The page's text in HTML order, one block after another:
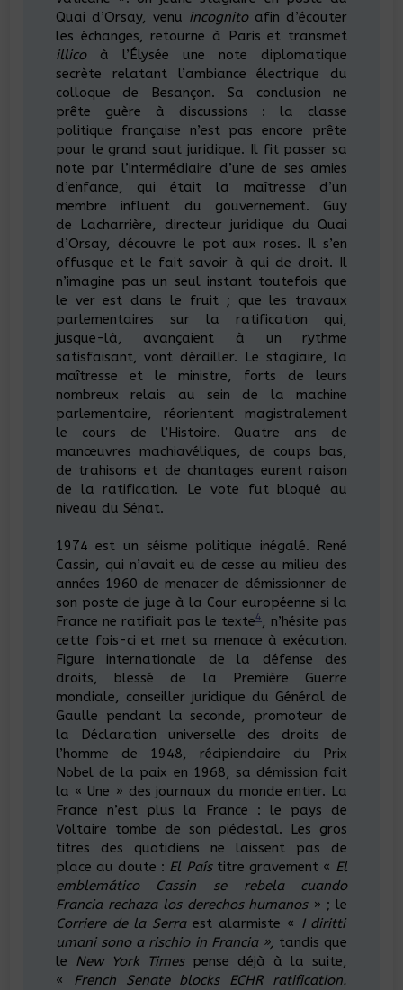
Quai d’Orsay, venu incognitoafin d’écouter
les échanges, retourne à Paris et transmet
illico à l’Élysée une note diplomatique
secrète relatant l’ambiance électrique du
colloque de Besançon. Sa conclusion ne
prête guère à discussions : la classe
politique française n’est pas encore prête
pour le grand saut juridique. Il fit passer sa
note par l’intermédiaire d’une de ses amies
d’enfance, qui était la maîtresse d’un
membre influent du gouvernement. Guy
de Lacharrière, directeur juridique du Quai
d’Orsay, découvre le pot aux roses. Il s’en
offusque et le fait savoir à qui de droit. Il
n’imagine pas un seul instant toutefois que
le ver est dans le fruit ; que les travaux
parlementaires sur la ratification qui,
jusque-là, avançaient à un rythme
satisfaisant, vont dérailler. Le stagiaire, la
maîtresse et le ministre, forts de leurs
nombreux relais au sein de la machine
parlementaire, réorientent magistralement
le cours de l’Histoire. Quatre ans de
manœuvres machiavéliques, de coups bas,
de trahisons et de chantages eurent raison
de la ratification. Le vote fut bloqué au
niveau du Sénat.
1974 est un séisme politique inégalé. René
Cassin, qui n’avait eu de cesse au milieu des
années 1960 de menacer de démissionner de
son poste de juge à la Cour européenne si la
France ne ratifiait pas le texte4 , n’hésite pas
cette fois-ci et met sa menace à exécution.
Figure internationale de la défense des
droits, blessé de la Première Guerre
mondiale, conseiller juridique du Général de
Gaulle pendant la seconde, promoteur de
la Déclaration universelle des droits de
l’homme de 1948, récipiendaire du Prix
Nobel de la paix en 1968, sa démission fait
la « Une » des journaux du monde entier. La
France n’est plus la France : le pays de
Voltaire tombe de son piédestal. Les gros
titres des quotidiens ne laissent pas de
place au doute : El Paístitre gravement « El
emblemático Cassin se rebela cuando
Francia rechaza los derechos humanos» ; le
Corriere de la Serraest alarmiste « I diritti
umani sono a rischio in Francia », tandis que
le New York Timespense déjà à la suite,
« French Senate blocks ECHR ratification.